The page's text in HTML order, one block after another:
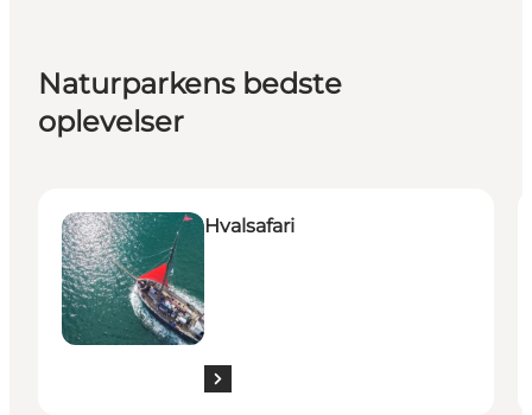
Naturparkens bedste
oplevelser
Hvalsafari